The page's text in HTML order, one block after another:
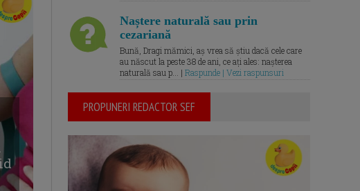
Naștere naturală sau prin
cezariană
Bună, Dragi mămici, aș vrea să știu dacă cele care
au născut la peste 38 de ani, ce ați ales: nașterea
naturală sau p... | Raspunde | Vezi raspunsuri
PROPUNERI REDACTOR SEF